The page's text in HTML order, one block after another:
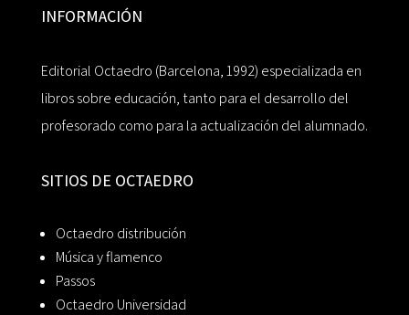
INFORMACIÓN
Editorial Octaedro (Barcelona, 1992) especializada en
libros sobre educación, tanto para el desarrollo del
profesorado como para la actualización del alumnado.
SITIOS DE OCTAEDRO
Octaedro distribución
Música y flamenco
Passos
Octaedro Universidad